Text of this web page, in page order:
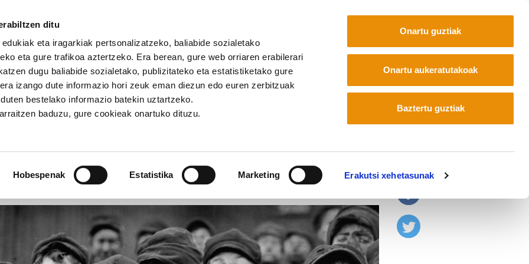
ditu
eta iragarkiak pertsonalizatzeko, baliabide sozialetako
eta gure trafikoa aztertzeko. Era berean, gure web orriaren erabilerari
dugu baliabide sozialetako, publizitateko eta estatistiketako gure
izango dute informazio hori zeuk eman diezun edo euren zerbitzuak
bestelako informazio batekin uztartzeko.
baduzu, gure cookieak onartuko dituzu.
Hobespenak Estatistika Marketing Erakutsi xehetasunak
Onartu guztiak
Onartu aukeratutakoak
Baztertu guztiak
bideratutako BPGaren zatia gutxitzen dabil
BPGaren zatia gutxitzen dabil